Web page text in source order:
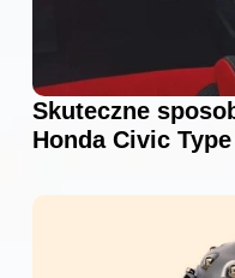
Skuteczne
Honda Civic